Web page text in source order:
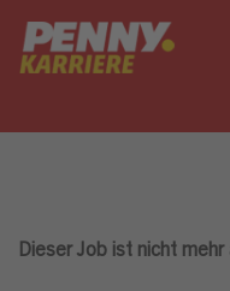
Dieser Job ist nicht